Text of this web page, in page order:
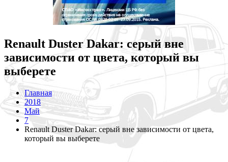
Renault Duster Dakar: серый вне
зависимости от цвета, который вы
выберете
Главная
2018
Май
7
Renault Duster Dakar: серый вне зависимости от цвета,
который вы выберете